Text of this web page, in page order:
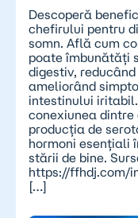
Descoperă
chefirului pentru
somn. Află cum
poate îmbunătăți
digestiv,
ameliorând
intestinului
conexiunea
producția de
hormoni esențiali
stării de bine.
https://ffhdj.com/
[…]